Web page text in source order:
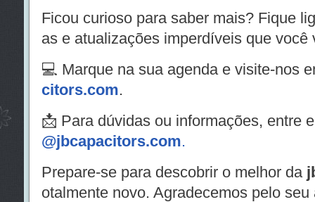
Ficou curioso para saber mais? Fique
as e atualizações imperdíveis que você
💻 Marque na sua agenda e visite-nos
citors.com.
📩 Para dúvidas ou informações, entre
@jbcapacitors.com.
Prepare-se para descobrir o melhor da
otalmente novo. Agradecemos pelo